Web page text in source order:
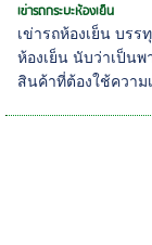
เข่ารถกระบะห้องเย็น
เข่ารถห้องเย็น บรร
ห้องเย็น นับว่าเป็น
สินค้าที่ต้องใช้ความ